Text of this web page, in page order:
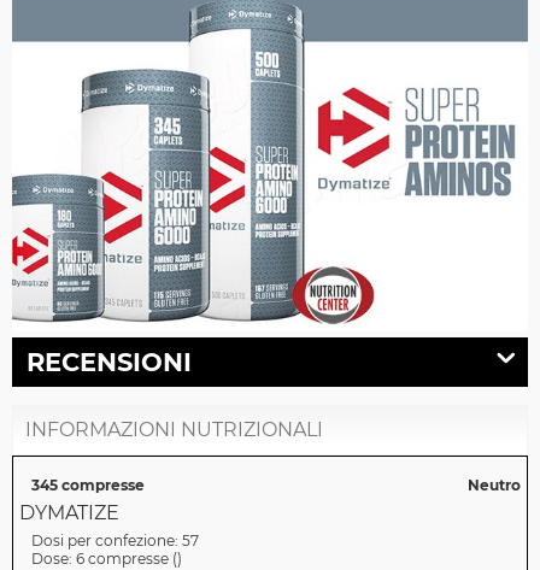
RECENSIONI
INFORMAZIONI NUTRIZIONALI
345 compresse Neutro
DYMATIZE
Dosi per confezione: 57
Dose: 6 compresse ()